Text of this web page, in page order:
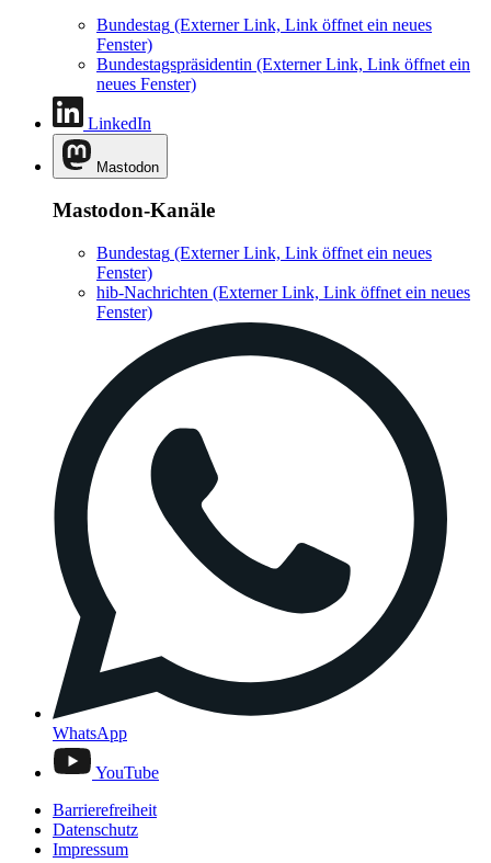
Bundestag (Externer Link, Link öffnet ein neues
Fenster)
Bundestagspräsidentin (Externer Link, Link öffnet ein
neues Fenster)
LinkedIn
Mastodon
Mastodon-Kanäle
Bundestag (Externer Link, Link öffnet ein neues
Fenster)
hib-Nachrichten (Externer Link, Link öffnet ein neues
Fenster)
WhatsApp
YouTube
Barrierefreiheit
Datenschutz
Impressum